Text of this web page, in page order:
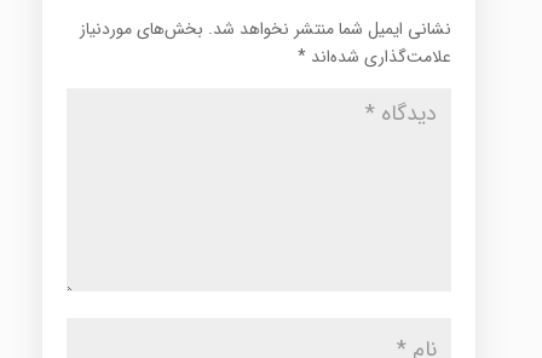
نشانی ایمیل شما منتشر نخواهد شد. بخش‌های موردنیاز
علامت‌گذاری شده‌اند *